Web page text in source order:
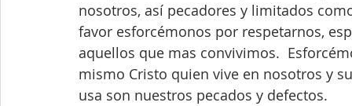
nosotros, así pecadores y limitados
favor esforcémonos por respetarnos,
aquellos que mas convivimos.
mismo Cristo quien vive en nosotros y
usa son nuestros pecados y